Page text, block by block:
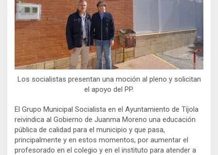
Los socialistas presentan una moción al pleno y solicitan
el apoyo del PP.
El Grupo Municipal Socialista en el Ayuntamiento de Tíjola
reivindica al Gobierno de Juanma Moreno una educación
pública de calidad para el municipio y que pasa,
principalmente y en estos momentos, por aumentar el
profesorado en el colegio y en el instituto para atender a